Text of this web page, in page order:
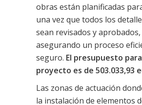
obras están planificadas
una vez que todos los
sean revisados y aprobados,
asegurando un proceso
seguro. El presupuesto
proyecto es de 503.033,93
Las zonas de actuación
la instalación de elementos